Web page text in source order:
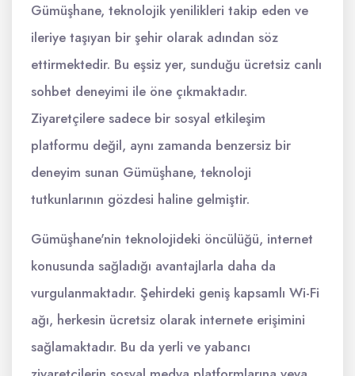
Gümüşhane, teknolojik yenilikleri takip eden ve
ileriye taşıyan bir şehir olarak adından söz
ettirmektedir. Bu eşsiz yer, sunduğu ücretsiz canlı
sohbet deneyimi ile öne çıkmaktadır.
Ziyaretçilere sadece bir sosyal etkileşim
platformu değil, aynı zamanda benzersiz bir
deneyim sunan Gümüşhane, teknoloji
tutkunlarının gözdesi haline gelmiştir.
Gümüşhane'nin teknolojideki öncülüğü, internet
konusunda sağladığı avantajlarla daha da
vurgulanmaktadır. Şehirdeki geniş kapsamlı Wi-Fi
ağı, herkesin ücretsiz olarak internete erişimini
sağlamaktadır. Bu da yerli ve yabancı